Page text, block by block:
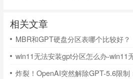
相关文章
MBR和GPT硬盘分区表哪个比较好？
win11无法安装gpt分区怎么办-win11
炸裂！OpenAI突然解除GPT-5.6限制